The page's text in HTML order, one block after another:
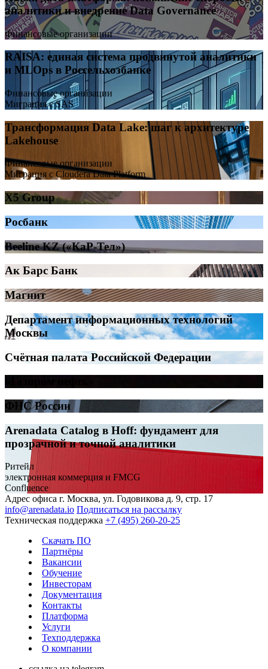
аналитики и внедрение Data Governance
Финансовые организации
RAISA: единая система продвинутой аналитики
и MLOps в Россельхозбанке
Финансовые организации
Миграция с SAS
Трансформация Data Lake: шаг к архитектуре
Lakehouse
Финансовые организации
Миграция с Cloudera Data Platform
X5 Group
Росбанк
Beeline KZ («КаР-Тел»)
Ак Барс Банк
Магнит
Департамент информационных технологий
Москвы
Счётная палата Российской Федерации
ФНС России
Arenadata Catalog в Hoff: фундамент для
прозрачной и точной аналитики
Ритейл
электронная коммерция и FMCG
Confluence
Адрес офиса г. Москва, ул. Годовикова д. 9, стр. 17
info@arenadata.io Подписаться на рассылку
Техническая поддержка +7 (495) 260-20-25
Скачать ПО
Партнёры
Вакансии
Обучение
Инвесторам
Документация
Контакты
Платформа
Услуги
Техподдержка
О компании